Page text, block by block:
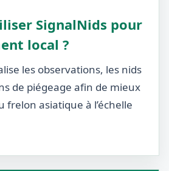
SignalNids pour
local ?
les observations, les nids
de piégeage afin de mieux
frelon asiatique à l’échelle